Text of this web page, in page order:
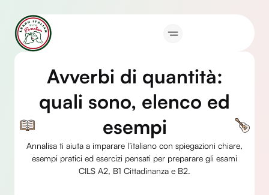
contenuto
Avverbi di quantità:
quali sono, elenco ed
esempi
Annalisa ti aiuta a imparare l’italiano con spiegazioni chiare,
esempi pratici ed esercizi pensati per preparare gli esami
CILS A2, B1 Cittadinanza e B2.